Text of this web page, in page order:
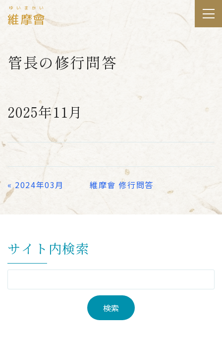
維摩會
ゆいまかい
管長の修行問答
2025年11月
«2024年03月 維摩會 修行問答
サイト内検索